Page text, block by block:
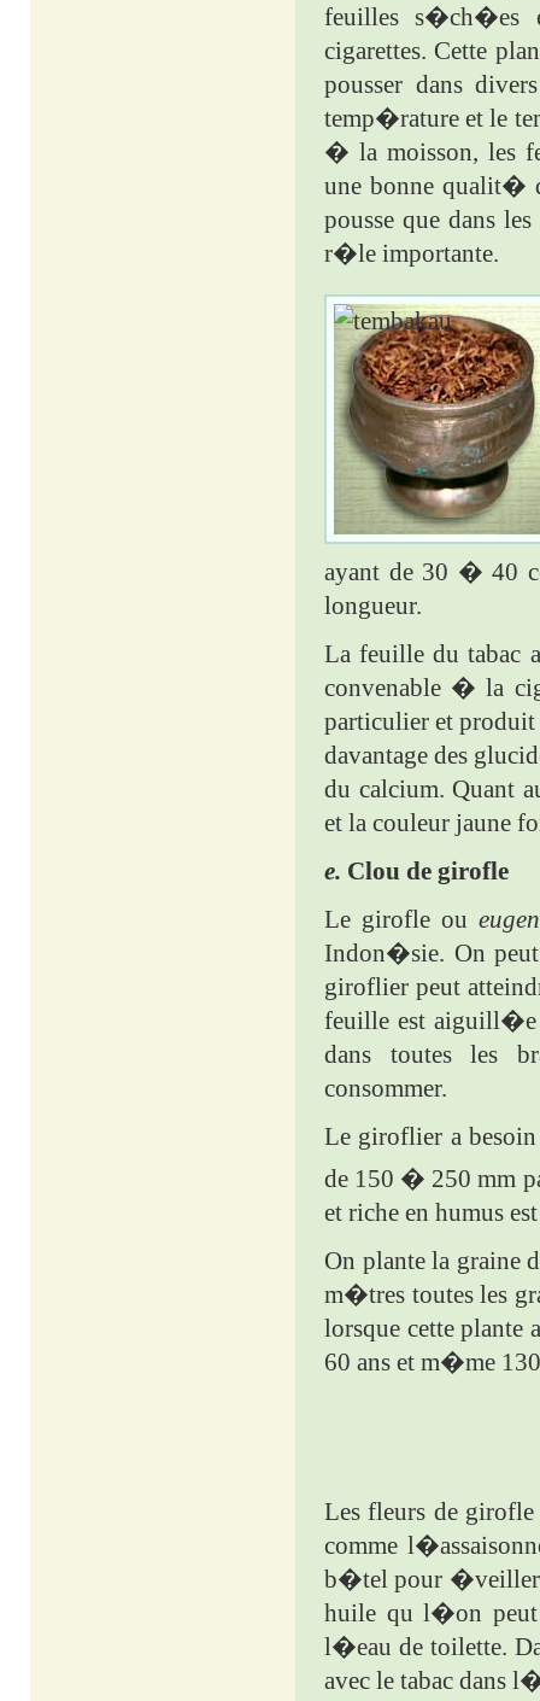
feuilles s�ch�es
cigarettes. Cette
pousser dans
temp�rature et le
� la moisson, les
une bonne qualit�
pousse que dans
r�le importante.
ayant de 30 � 40
longueur.
La feuille du tabac
convenable � la
particulier et produit
davantage des
du calcium. Quant
et la couleur jaune
e. Clou de girofle
Le girofle ou
Indon�sie. On
giroflier peut
feuille est aiguill�e
dans toutes les
consommer.
Le giroflier a
de 150 � 250 mm
et riche en humus
On plante la graine
m�tres toutes les
lorsque cette plante
60 ans et m�me
Les fleurs de
comme
b�tel pour
huile qu l�on peut
l�eau de toilette.
avec le tabac dans